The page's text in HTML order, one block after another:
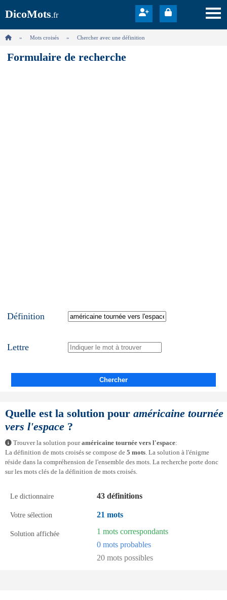
DicoMots.fr
Mots croisés Chercher avec une définition
Formulaire de recherche
Définition
Lettre
Chercher
Quelle est la solution pour américaine tournée
vers l'espace ?
Trouver la solution pouraméricaine tournée vers l'espace:
La définition de mots croisés se compose de 5 mots. La solution à l'énigme
réside dans la compréhension de l'ensemble des mots. La recherche porte donc
sur les mots clés de la définition de mots croisés.
Le dictionnaire 43 définitions
Votre sélection 21 mots
Solution affichée
1 mots correspondants
0 mots probables
20 mots possibles